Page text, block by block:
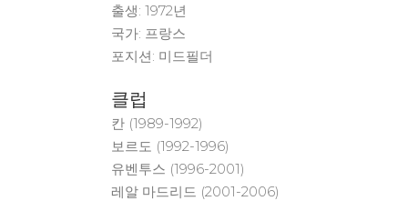
출생: 1972년
국가: 프랑스
포지션: 미드필더
클럽
칸 (1989-1992)
보르도 (1992-1996)
유벤투스 (1996-2001)
레알 마드리드 (2001-2006)